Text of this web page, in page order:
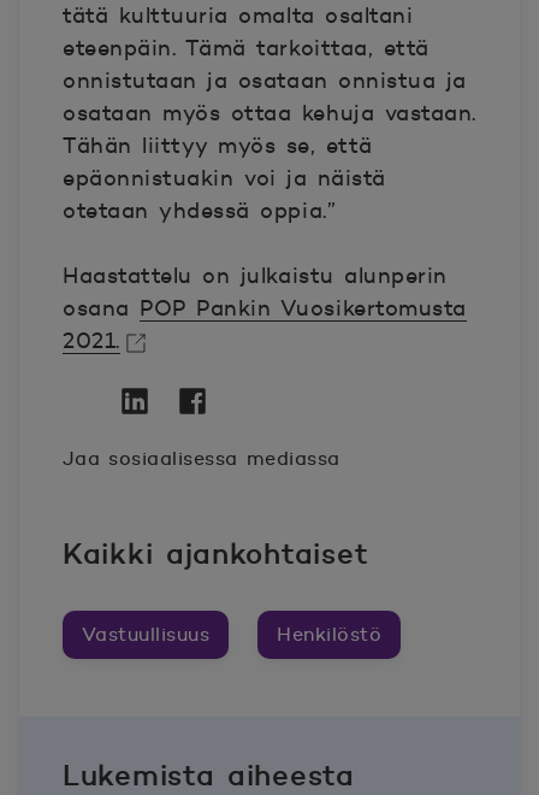
tätä kulttuuria omalta osaltani
eteenpäin. Tämä tarkoittaa, että
onnistutaan ja osataan onnistua ja
osataan myös ottaa kehuja vastaan.
Tähän liittyy myös se, että
epäonnistuakin voi ja näistä
otetaan yhdessä oppia.”
Haastattelu on julkaistu alunperin
osana POP Pankin Vuosikertomusta
2021.
Jaa sosiaalisessa mediassa
Kaikki ajankohtaiset
Vastuullisuus Henkilöstö
Lukemista aiheesta